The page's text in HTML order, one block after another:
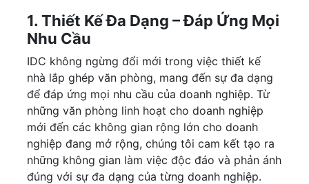
1. Thiết Kế Đa Dạng – Đáp Ứng Mọi
Nhu Cầu
IDC không ngừng đổi mới trong việc thiết kế
nhà lắp ghép văn phòng, mang đến sự đa dạng
để đáp ứng mọi nhu cầu của doanh nghiệp. Từ
những văn phòng linh hoạt cho doanh nghiệp
mới đến các không gian rộng lớn cho doanh
nghiệp đang mở rộng, chúng tôi cam kết tạo ra
những không gian làm việc độc đáo và phản ánh
đúng với sự đa dạng của từng doanh nghiệp.